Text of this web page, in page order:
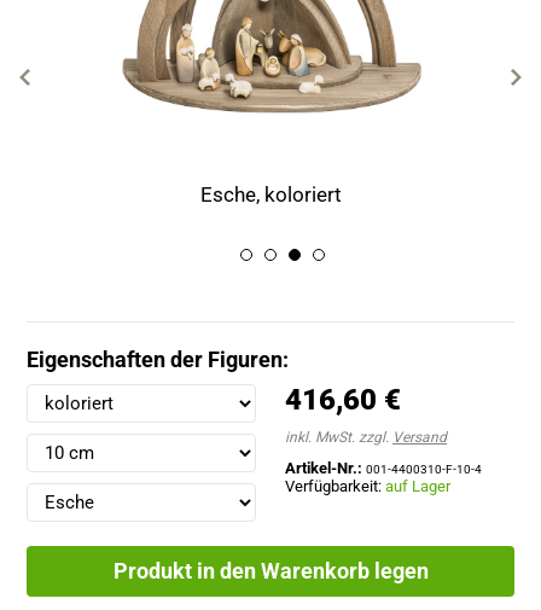
Esche, koloriert
Eigenschaften der Figuren:
416,60 €
inkl. MwSt. zzgl. Versand
Artikel-Nr.: 001-4400310-F-10-4
Verfügbarkeit:auf Lager
Produkt in den Warenkorb legen